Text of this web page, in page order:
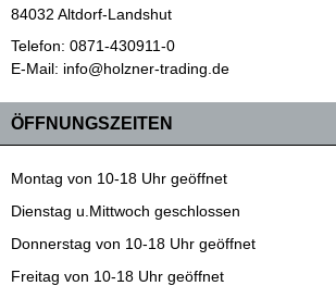
84032 Altdorf-Landshut
Telefon: 0871-430911-0
E-Mail: info@holzner-trading.de
ÖFFNUNGSZEITEN
Montag von 10-18 Uhr geöffnet
Dienstag u.Mittwoch geschlossen
Donnerstag von 10-18 Uhr geöffnet
Freitag von 10-18 Uhr geöffnet